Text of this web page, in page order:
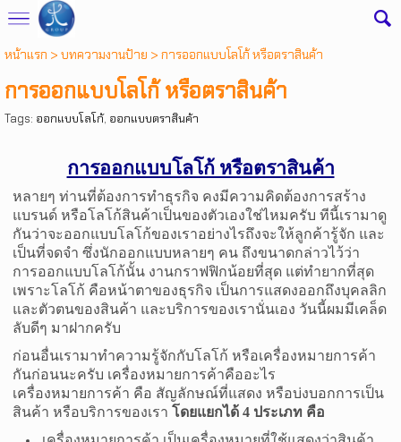
หน้าแรก > บทความงานป้าย > การออกแบบโลโก้ หรือตราสินค้า
การออกแบบโลโก้ หรือตราสินค้า
Tags: ออกแบบโลโก้, ออกแบบตราสินค้า
การออกแบบโลโก้ หรือตราสินค้า
หลายๆ ท่านที่ต้องการทำธุรกิจ คงมีความคิดต้องการสร้าง
แบรนด์ หรือโลโก้สินค้าเป็นของตัวเองใช่ไหมครับ ทีนี้เรามาดู
กันว่าจะออกแบบโลโก้ของเราอย่างไรถึงจะให้ลูกค้ารู้จัก และ
เป็นที่จดจำ ซึ่งนักออกแบบหลายๆ คน ถึงขนาดกล่าวไว้ว่า
การออกแบบโลโก้นั้น งานกราฟฟิกน้อยที่สุด แต่ทำยากที่สุด
เพราะโลโก้ คือหน้าตาของธุรกิจ เป็นการแสดงออกถึงบุคลลิก
และตัวตนของสินค้า และบริการของเรานั่นเอง วันนี้ผมมีเคล็ด
ลับดีๆ มาฝากครับ
ก่อนอื่นเรามาทำความรู้จักกับโลโก้ หรือเครื่องหมายการค้า
กันก่อนนะครับ เครื่องหมายการค้าคืออะไร
เครื่องหมายการค้า คือ สัญลักษณ์ที่แสดง หรือบ่งบอกการเป็น
สินค้า หรือบริการของเราโดยแยกได้ 4 ประเภท คือ